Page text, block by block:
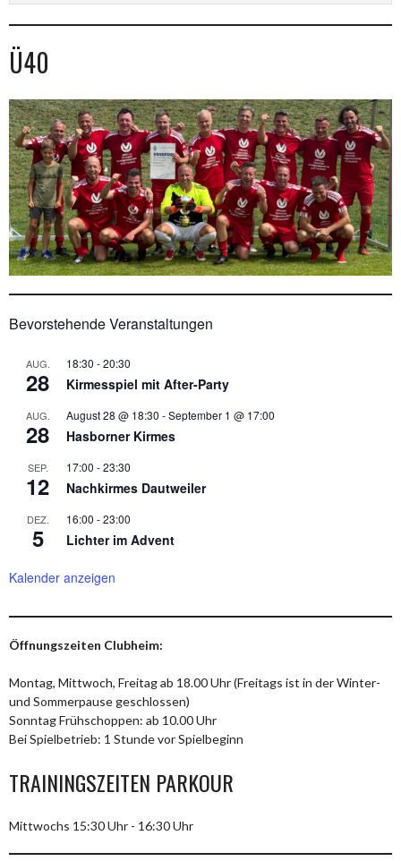
Ü40
Bevorstehende Veranstaltungen
AUG.
28
18:30 -20:30
Kirmesspiel mit After-Party
AUG.
28
August 28 @ 18:30 -September 1 @ 17:00
Hasborner Kirmes
SEP.
12
17:00 -23:30
Nachkirmes Dautweiler
DEZ.
5
16:00 -23:00
Lichter im Advent
Kalender anzeigen
Öffnungszeiten Clubheim:
Montag, Mittwoch, Freitag ab 18.00 Uhr (Freitags ist in der Winter-
und Sommerpause geschlossen)
Sonntag Frühschoppen: ab 10.00 Uhr
Bei Spielbetrieb: 1 Stunde vor Spielbeginn
TRAININGSZEITEN PARKOUR
Mittwochs 15:30 Uhr - 16:30 Uhr